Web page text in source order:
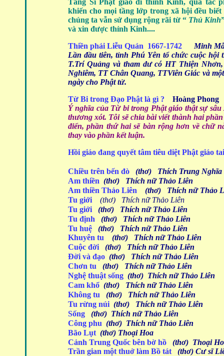
Tăng Sĩ Phật giáo đi thỉnh Kinh, qua tác
khiến cho mọi tầng lớp trong xã hội đều biết
chúng ta vẫn sử dụng rộng rãi từ “ Thủ Kinh
và xin được thỉnh Kinh....
Thiền phái Liễu Quán 1667-1742 Minh
Lần đầu tiên, tỉnh Phú Yên tổ chức cuộc
T.Trí Quảng và tham dư có HT Thiện
Nghiêm, TT Chân Quang, TTViên Giác và
ngày cho Phật tử.
Từ Bi trong Đạo Phật là gì ? Hoàng Phong
Ý nghĩa của Từ bi trong Phật giáo thật sự
thương xót. Tôi sẽ chia bài viết thành hai
điển, phần thứ hai sẽ bàn rộng hơn về chữ
thay vào phần kết luận.
Hồi giáo đang quyết tâm tiêu diệt Phật giáo
Chiều trên bến đò (thơ) Thích Trung Nghĩa
Am thiền (thơ) Thích nữ Thảo Liên
Am thiền Thảo Liên
(thơ) Thích nữ Thảo
Tu giới
(thơ) Thích nữ Thảo Liên
Tu giới
(thơ) Thích nữ Thảo Liên
Tu định
(thơ) Thích nữ Thảo Liên
Tu huệ
(thơ) Thích nữ Thảo Liên
Khuyên tu
(thơ) Thích nữ Thảo Liên
Cuộc đời
(thơ) Thích nữ Thảo Liên
Đời và đạo (thơ) Thích nữ Thảo Liên
Chơn tu
(thơ) Thích nữ Thảo Liên
Nghệ thuật sống (thơ) Thích nữ Thảo Liên
Cam khổ (thơ) Thích nữ Thảo Liên
Không tu
(thơ) Thích nữ Thảo Liên
Tu rừng núi (thơ) Thích nữ Thảo Liên
Sống
(thơ) Thích nữ Thảo Liên
Công phu (thơ) Thích nữ Thảo Liên
Bão Lụt (thơ) Thoại Hoa
Cảnh Trung Quốc bên bờ hồ (thơ) Thoại
Trần gian một thuở làm Bồ tát
(thơ) Cư sĩ